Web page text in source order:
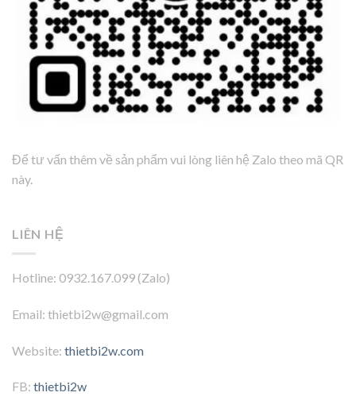
Để tư vấn thêm về sản phẩm vui lòng liên hệ Zalo theo mã QR
này.
LIÊN HỆ
Hotline: 0932.167.099 (Zalo)
Email: thietbi2w@gmail.com
Website: thietbi2w.com
FB: thietbi2w